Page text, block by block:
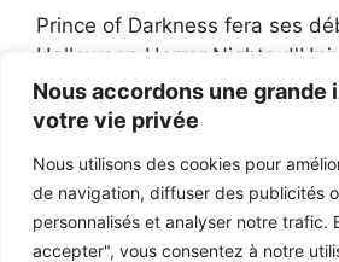
Nous accordons une grande
votre vie privée
Nous utilisons des cookies pour
de navigation, diffuser des publicités
personnalisés et analyser notre trafic.
accepter", vous consentez à notre
Prince of Darkness fera ses
Halloween Horror Nights
Afroman poursuit un policier
victoire du jury en diffamation